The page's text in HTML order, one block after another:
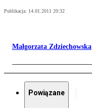
Publikacja: 14.01.2011 20:32
Małgorzata Zdziechowska
Powiązane